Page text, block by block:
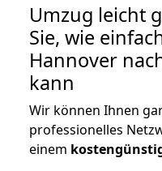
Umzug leicht
Sie, wie
Hannover
kann
Wir können Ihnen
professionelles
einem